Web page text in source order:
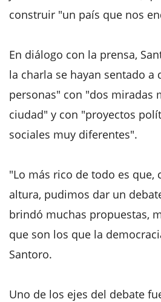
construir "un país que nos
En diálogo con la prensa,
la charla se hayan sentado a
personas" con "dos miradas
ciudad" y con "proyectos
sociales muy diferentes".
"Lo más rico de todo es que,
altura, pudimos dar un
brindó muchas propuestas,
que son los que la
Santoro.
Uno de los ejes del debate